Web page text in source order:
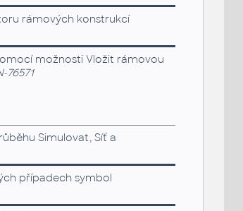
rámových konstrukcí
možnosti Vložit rámovou
76571
Simulovat, Síť a
případech symbol